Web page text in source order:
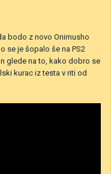
bodo z novo Onimusho
se je šopalo še na PS2
glede na to, kako dobro se
kurac iz testa v riti od